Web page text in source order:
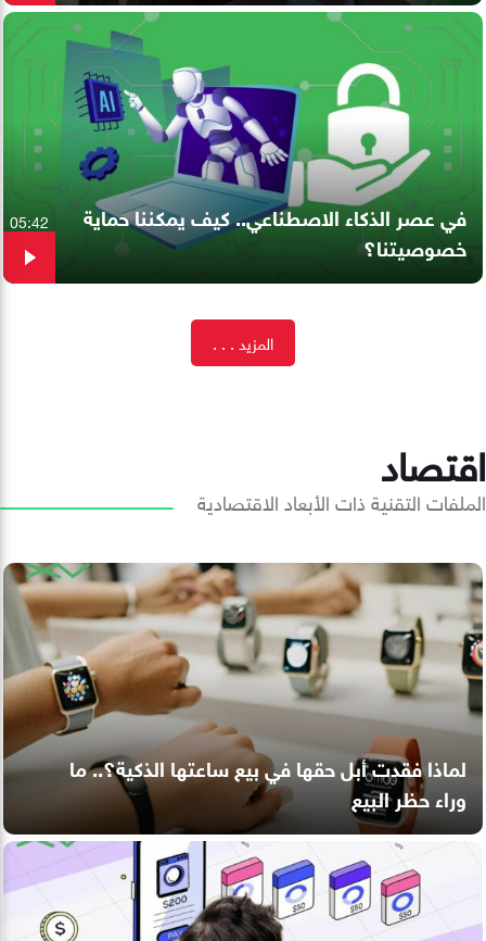
في عصر الذكاء الاصطناعي.. كيف يمكننا حماية
خصوصيتنا؟
05:42
المزيد . . .
اقتصاد
الملفات التقنية ذات الأبعاد الاقتصادية
لماذا فقدت أبل حقها في بيع ساعتها الذكية؟.. ما
وراء حظر البيع